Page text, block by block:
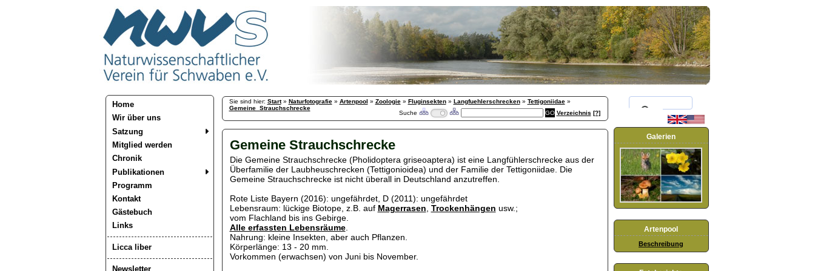
Home
Wir über uns
Satzung
Mitglied werden
Chronik
Publikationen
Programm
Kontakt
Gästebuch
Links
Licca liber
Newsletter
Sie sind hier: Start» Naturfotografie» Artenpool » Zoologie» Fluginsekten» Langfuehlerschrecken» Tettigoniidae»
Gemeine_Strauchschrecke
Suche Verzeichnis [?]
Gemeine Strauchschrecke
Die Gemeine Strauchschrecke (Pholidoptera griseoaptera) ist eine Langfühlerschrecke aus der
Überfamilie der Laubheuschrecken (Tettigonioidea) und der Familie der Tettigoniidae. Die
Gemeine Strauchschrecke ist nicht überall in Deutschland anzutreffen.
Rote Liste Bayern (2016): ungefährdet, D (2011): ungefährdet
Lebensraum: lückige Biotope, z.B. auf Magerrasen Trockenhängen usw.;
vom Flachland bis ins Gebirge.
Alle erfassten Lebensräume.
Nahrung: kleine Insekten, aber auch Pflanzen.
Körperlänge: 13 - 20 mm.
Vorkommen (erwachsen) von Juni bis November.
Galerien
Artenpool
Beschreibung